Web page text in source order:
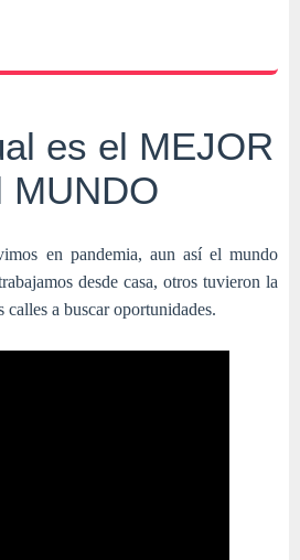
es el MEJOR
MUNDO
en pandemia, aun así el mundo
desde casa, otros tuvieron la
calles a buscar oportunidades.